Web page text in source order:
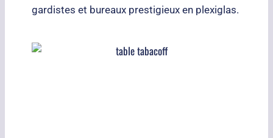
gardistes et bureaux prestigieux en plexiglas.